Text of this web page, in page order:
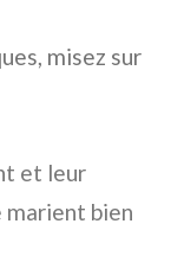
misez sur
et leur
bien